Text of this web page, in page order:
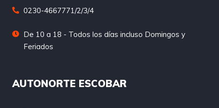
0230-4667771/2/3/4
De 10 a 18 - Todos los días incluso Domingos y
Feriados
AUTONORTE ESCOBAR